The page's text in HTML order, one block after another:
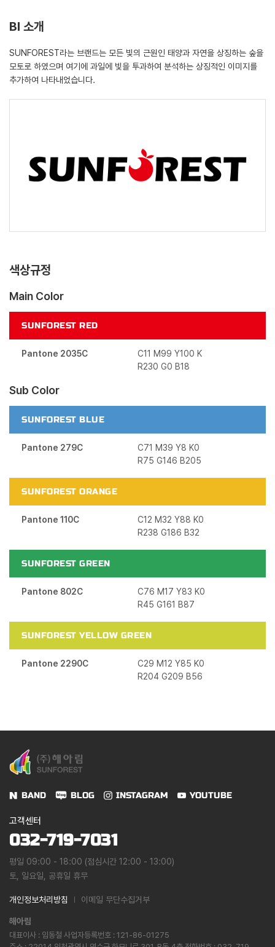
BI 소개
SUNFOREST라는 브랜드는 모든 빛의 근원인 태양과 자연을 상징하는 숲을
모토로 하였으며 여기에 과일에 빛을 투과하여 분석하는 상징적인 이미지를
추가하여 나타내었습니다.
색상규정
Main Color
SUNFOREST RED
Pantone 2035C
C11 M99 Y100 K
R230 G0 B18
Sub Color
SUNFOREST BLUE
Pantone 279C
C71 M39 Y8 K0
R75 G146 B205
SUNFOREST ORANGE
Pantone 110C
C12 M32 Y88 K0
R238 G186 B32
SUNFOREST GREEN
Pantone 802C
C76 M17 Y83 K0
R45 G161 B87
SUNFOREST YELLOW GREEN
Pantone 2290C
C29 M12 Y85 K0
R204 G209 B56
BAND BLOG INSTAGRAM YOUTUBE
고객센터
032-719-7031
평일 09:00 - 18:00 (점심시간 12:00 - 13:00)
토, 일요일, 공휴일 휴무
개인정보처리방침 이메일 무단수집거부
해아림
대표이사 : 임동철 사업자등록번호 : 121-86-01275